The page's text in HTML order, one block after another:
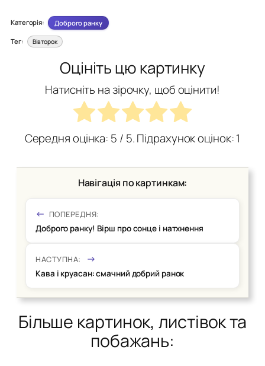
Категорія: Доброго ранку
Тег: Вівторок
Оцініть цю картинку
Натисніть на зірочку, щоб оцінити!
Середня оцінка: 5 / 5. Підрахунок оцінок:1
Навігація по картинкам:
ПОПЕРЕДНЯ:
Доброго ранку! Вірш про сонце і натхнення
НАСТУПНА:
Кава і круасан: смачний добрий ранок
Більше картинок, листівок та
побажань: